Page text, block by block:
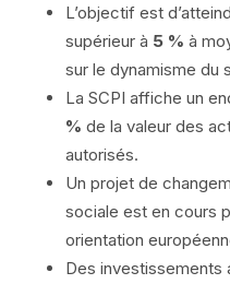
L’objectif est
supérieur à 5 % à
sur le dynamisme du
La SCPI affiche un
% de la valeur des
autorisés.
Un projet de
sociale est en cours
orientation
Des investissements